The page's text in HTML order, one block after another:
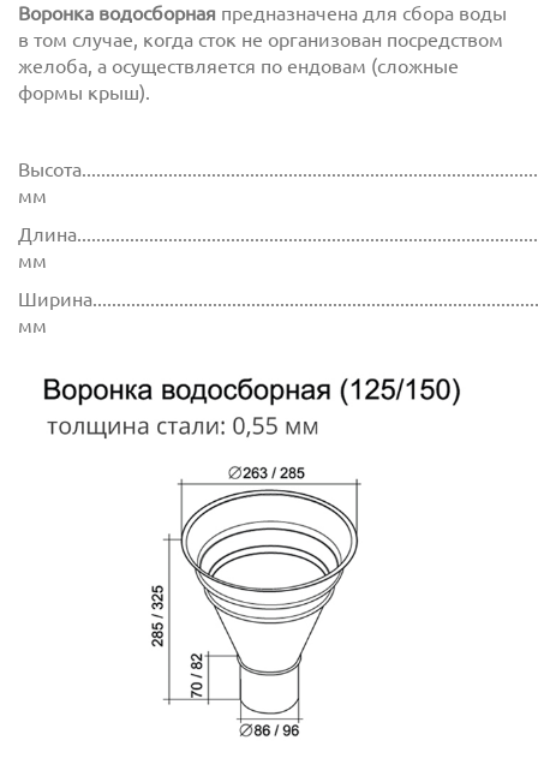
Воронка водосборная предназначена для сбора воды
в том случае, когда сток не организован посредством
желоба, а осуществляется по ендовам (сложные
формы крыш).
мм
мм
мм